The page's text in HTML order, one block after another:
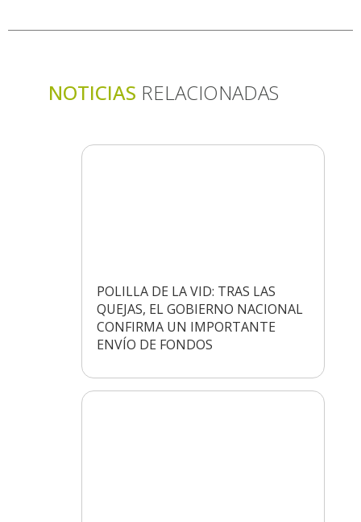
NOTICIAS RELACIONADAS
POLILLA DE LA VID: TRAS LAS
QUEJAS, EL GOBIERNO NACIONAL
CONFIRMA UN IMPORTANTE
ENVÍO DE FONDOS